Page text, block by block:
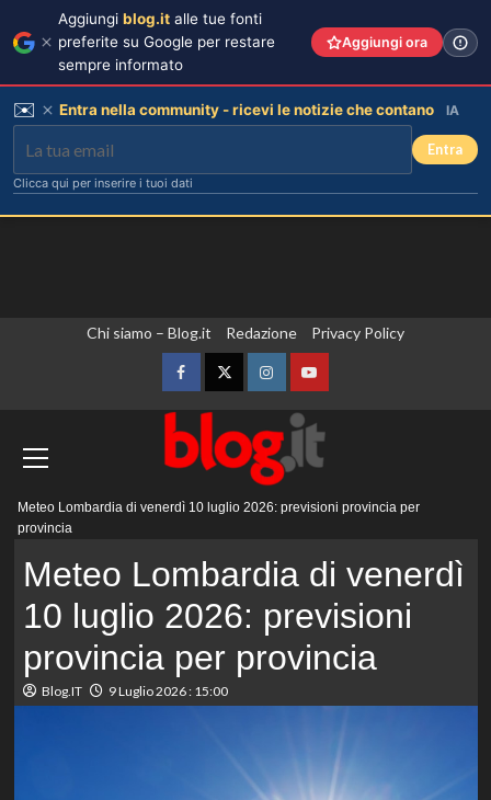
Chi siamo – Blog.it Redazione Privacy Policy
FacebookTwitterInstagramYouTube
principale
Meteo Lombardia di venerdì 10 luglio 2026: previsioni provincia per
provincia
Meteo Lombardia di venerdì
10 luglio 2026: previsioni
provincia per provincia
Blog.IT 9 Luglio 2026 : 15:00
Aggiungi blog.it alle tue fonti
preferite su Google per restare
sempre informato
Aggiungi ora
✉️ Entra nella community - ricevi le notizie che contano IA
Entra
Clicca qui per inserire i tuoi dati